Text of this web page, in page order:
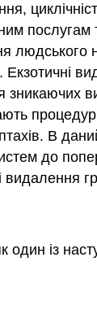
людського
Екзотичні
В даний
до
один із